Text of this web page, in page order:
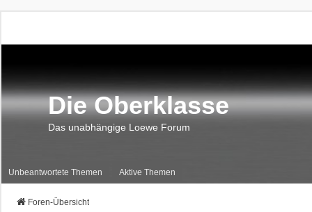
Die Oberklasse
Das unabhängige Loewe Forum
Unbeantwortete Themen Aktive Themen
Foren-Übersicht